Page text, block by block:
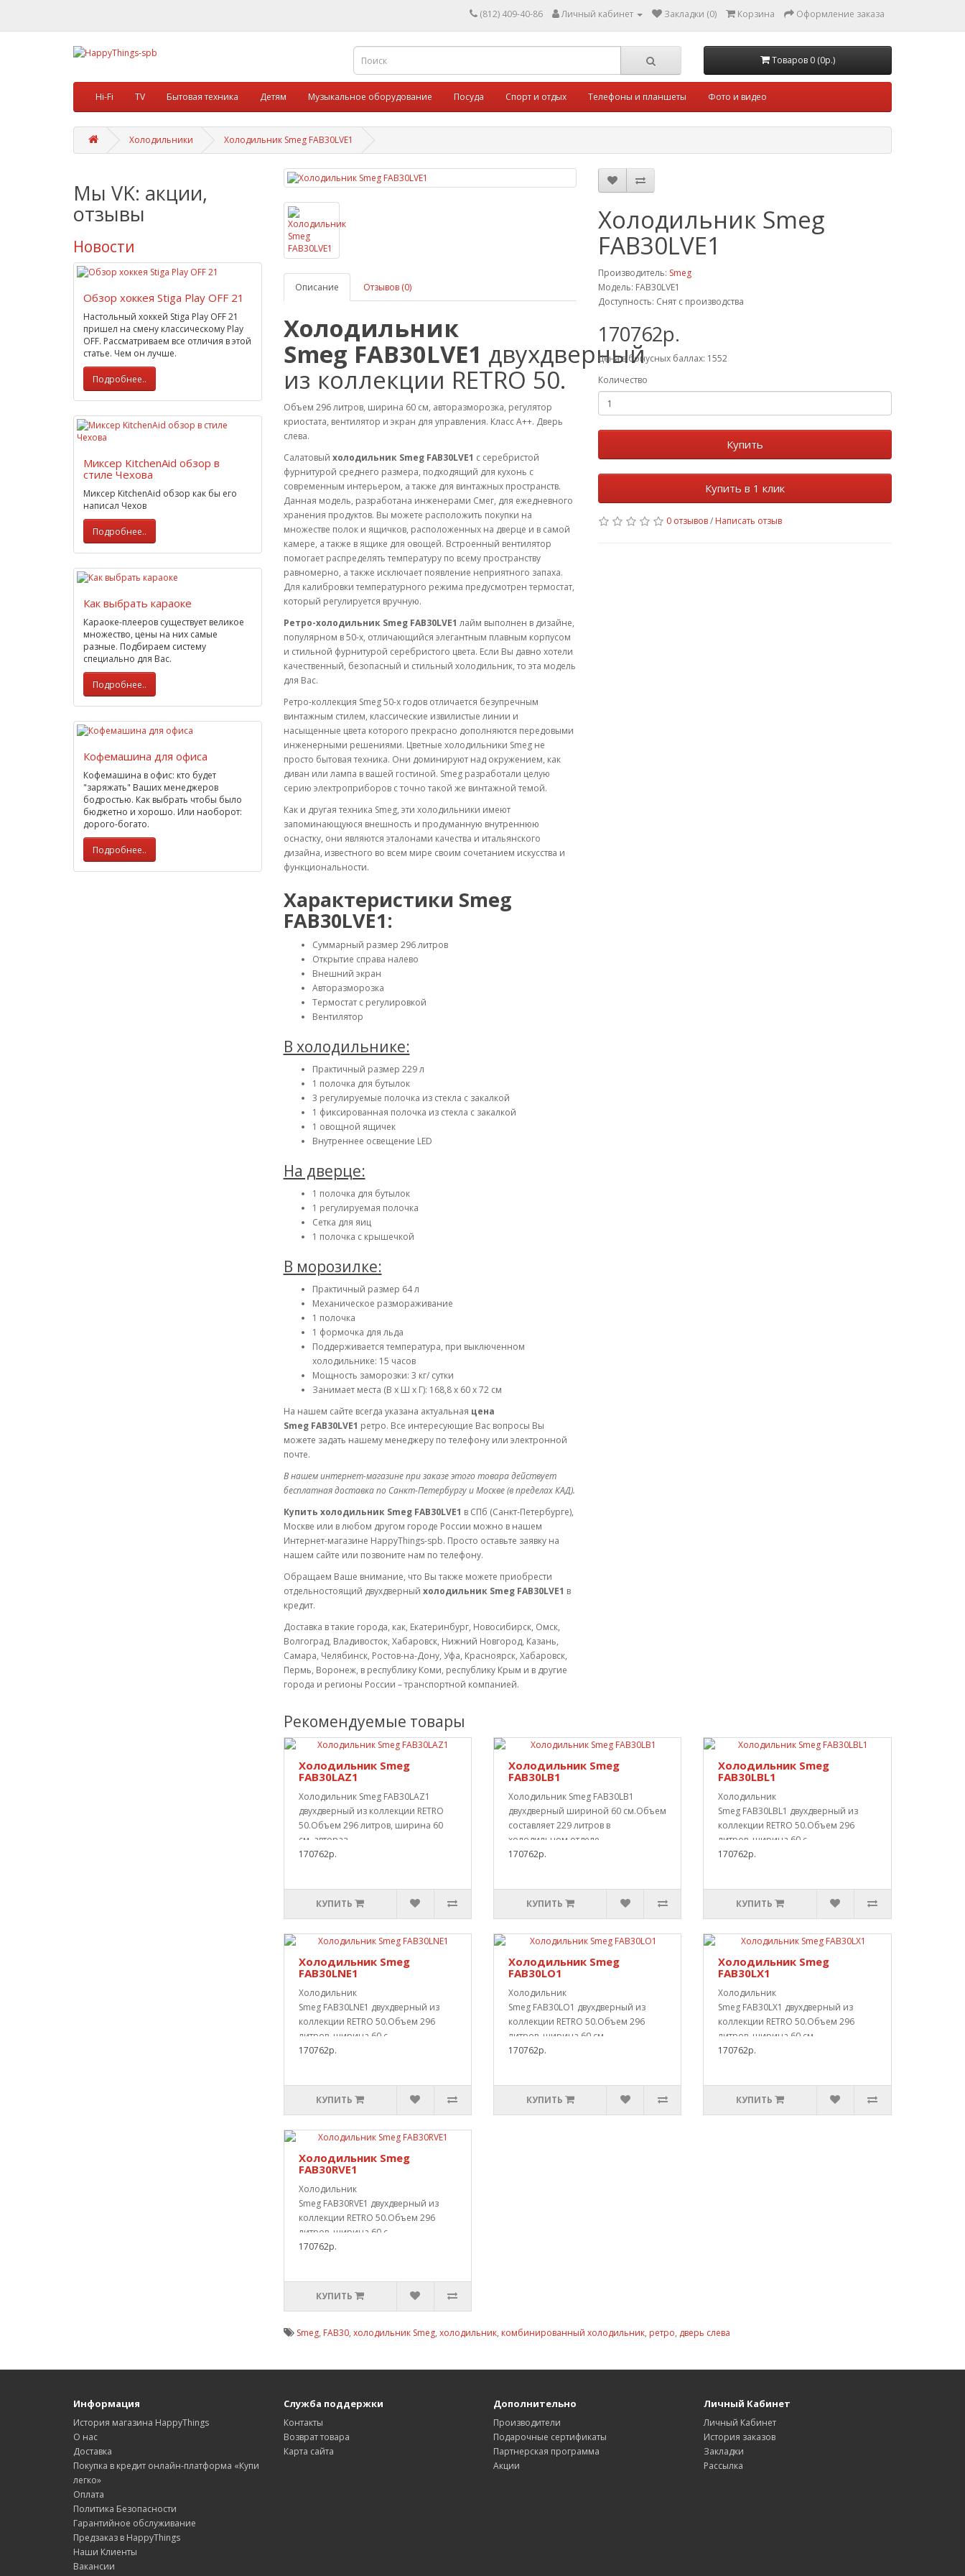
(812) 409-40-86 Личный кабинет Закладки (0) Корзина Оформление заказа
Товаров 0 (0р.)
Hi-Fi TV Бытовая техника Детям Музыкальное оборудование Посуда Спорт и отдых Телефоны и планшеты Фото и видео
Холодильники Холодильник Smeg FAB30LVE1
Мы VK: акции,
отзывы
Новости
Обзор хоккея Stiga Play OFF 21
Настольный хоккей Stiga Play OFF 21
пришел на смену классическому Play
OFF. Рассматриваем все отличия в этой
статье. Чем он лучше.
Подробнее..
Миксер KitchenAid обзор в
стиле Чехова
Миксер KitchenAid обзор как бы его
написал Чехов
Подробнее..
Как выбрать караоке
Караоке-плееров существует великое
множество, цены на них самые
разные. Подбираем систему
специально для Вас.
Подробнее..
Кофемашина для офиса
Кофемашина в офис: кто будет
"заряжать" Ваших менеджеров
бодростью. Как выбрать чтобы было
бюджетно и хорошо. Или наоборот:
дорого-богато.
Подробнее..
Описание Отзывов (0)
Холодильник
Smeg FAB30LVE1 двухдверный
из коллекции RETRO 50.
Объем 296 литров, ширина 60 см, авторазморозка, регулятор
криостата, вентилятор и экран для управления. Класс А++. Дверь
слева.
Салатовый холодильник Smeg FAB30LVE1 с серебристой
фурнитурой среднего размера, подходящий для кухонь с
современным интерьером, а также для винтажных пространств.
Данная модель, разработана инженерами Смег, для ежедневного
хранения продуктов. Вы можете расположить покупки на
множестве полок и ящичков, расположенных на дверце и в самой
камере, а также в ящике для овощей. Встроенный вентилятор
помогает распределять температуру по всему пространству
равномерно, а также исключает появление неприятного запаха.
Для калибровки температурного режима предусмотрен термостат,
который регулируется вручную.
Ретро-холодильник Smeg FAB30LVE1 лайм выполнен в дизайне,
популярном в 50-х, отличающийся элегантным плавным корпусом
и стильной фурнитурой серебристого цвета. Если Вы давно хотели
качественный, безопасный и стильный холодильник, то эта модель
для Вас.
Ретро-коллекция Smeg 50-х годов отличается безупречным
винтажным стилем, классические извилистые линии и
насыщенные цвета которого прекрасно дополняются передовыми
инженерными решениями. Цветные холодильники Smeg не
просто бытовая техника. Они доминируют над окружением, как
диван или лампа в вашей гостиной. Smeg разработали целую
серию электроприборов с точно такой же винтажной темой.
Как и другая техника Smeg, эти холодильники имеют
запоминающуюся внешность и продуманную внутреннюю
оснастку, они являются эталонами качества и итальянского
дизайна, известного во всем мире своим сочетанием искусства и
функциональности.
Характеристики Smeg
FAB30LVE1:
Суммарный размер 296 литров
Открытие справа налево
Внешний экран
Авторазморозка
Термостат с регулировкой
Вентилятор
В холодильнике:
Практичный размер 229 л
1 полочка для бутылок
3 регулируемые полочка из стекла с закалкой
1 фиксированная полочка из стекла с закалкой
1 овощной ящичек
Внутреннее освещение LED
На дверце:
1 полочка для бутылок
1 регулируемая полочка
Сетка для яиц
1 полочка с крышечкой
В морозилке:
Практичный размер 64 л
Механическое размораживание
1 полочка
1 формочка для льда
Поддерживается температура, при выключенном
холодильнике: 15 часов
Мощность заморозки: 3 кг/ сутки
Занимает места (В х Ш х Г): 168,8 х 60 х 72 см
На нашем сайте всегда указана актуальная цена
Smeg FAB30LVE1 ретро. Все интересующие Вас вопросы Вы
можете задать нашему менеджеру по телефону или электронной
почте.
В нашем интернет-магазине при заказе этого товара действует
бесплатная доставка по Санкт-Петербургу и Москве (в пределах КАД).
Купить холодильник Smeg FAB30LVE1 в СПб (Санкт-Петербурге),
Москве или в любом другом городе России можно в нашем
Интернет-магазине HappyThings-spb. Просто оставьте заявку на
нашем сайте или позвоните нам по телефону.
Обращаем Ваше внимание, что Вы также можете приобрести
отдельностоящий двухдверный холодильник Smeg FAB30LVE1 в
кредит.
Доставка в такие города, как, Екатеринбург, Новосибирск, Омск,
Волгоград, Владивосток, Хабаровск, Нижний Новгород, Казань,
Самара, Челябинск, Ростов-на-Дону, Уфа, Красноярск, Хабаровск,
Пермь, Воронеж, в республику Коми, республику Крым и в другие
города и регионы России – транспортной компанией.
Холодильник Smeg
FAB30LVE1
Производитель: Smeg
Модель: FAB30LVE1
Доступность: Снят с производства
170762р.
Цена в бонусных баллах: 1552
Количество
Купить
Купить в 1 клик
0 отзывов/ Написать отзыв
Рекомендуемые товары
Холодильник Smeg
FAB30LAZ1
Холодильник Smeg FAB30LAZ1
двухдверный из коллекции RETRO
50.Объем 296 литров, ширина 60
см, автораз..
170762р.
КУПИТЬ
Холодильник Smeg
FAB30LB1
Холодильник Smeg FAB30LB1
двухдверный шириной 60 см.Объем
составляет 229 литров в
холодильном отделе..
170762р.
КУПИТЬ
Холодильник Smeg
FAB30LBL1
Холодильник
Smeg FAB30LBL1 двухдверный из
коллекции RETRO 50.Объем 296
литров, ширина 60 с..
170762р.
КУПИТЬ
Холодильник Smeg
FAB30LNE1
Холодильник
Smeg FAB30LNE1 двухдверный из
коллекции RETRO 50.Объем 296
литров, ширина 60 с..
170762р.
КУПИТЬ
Холодильник Smeg
FAB30LO1
Холодильник
Smeg FAB30LO1 двухдверный из
коллекции RETRO 50.Объем 296
литров, ширина 60 см..
170762р.
КУПИТЬ
Холодильник Smeg
FAB30LX1
Холодильник
Smeg FAB30LX1 двухдверный из
коллекции RETRO 50.Объем 296
литров, ширина 60 см..
170762р.
КУПИТЬ
Холодильник Smeg
FAB30RVE1
Холодильник
Smeg FAB30RVE1 двухдверный из
коллекции RETRO 50.Объем 296
литров, ширина 60 с..
170762р.
КУПИТЬ
Smeg, FAB30, холодильник Smeg, холодильник, комбинированный холодильник, ретро, дверь слева
Информация
История магазина HappyThings
О нас
Доставка
Покупка в кредит онлайн-платформа «Купи
легко»
Оплата
Политика Безопасности
Гарантийное обслуживание
Предзаказ в HappyThings
Наши Клиенты
Вакансии
Служба поддержки
Контакты
Возврат товара
Карта сайта
Дополнительно
Производители
Подарочные сертификаты
Партнерская программа
Акции
Личный Кабинет
Личный Кабинет
История заказов
Закладки
Рассылка